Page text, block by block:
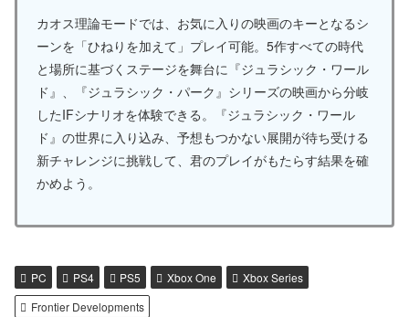
カオス理論モードでは、お気に入りの映画のキーとなるシ
ーンを「ひねりを加えて」プレイ可能。5作すべての時代
と場所に基づくステージを舞台に『ジュラシック・ワール
ド』、『ジュラシック・パーク』シリーズの映画から分岐
したIFシナリオを体験できる。『ジュラシック・ワール
ド』の世界に入り込み、予想もつかない展開が待ち受ける
新チャレンジに挑戦して、君のプレイがもたらす結果を確
かめよう。
PC PS4 PS5 Xbox One
Xbox Series
Frontier Developments